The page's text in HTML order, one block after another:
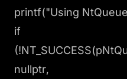
printf("Using
if
nullptr,